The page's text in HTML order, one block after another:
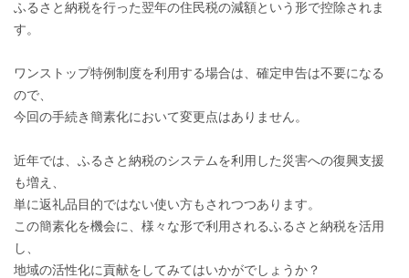
ふるさと納税を行った翌年の住民税の減額という形で控除されま
す。
ワンストップ特例制度を利用する場合は、確定申告は不要になる
ので、
今回の手続き簡素化において変更点はありません。
近年では、ふるさと納税のシステムを利用した災害への復興支援
も増え、
単に返礼品目的ではない使い方もされつつあります。
この簡素化を機会に、様々な形で利用されるふるさと納税を活用
し、
地域の活性化に貢献をしてみてはいかがでしょうか？